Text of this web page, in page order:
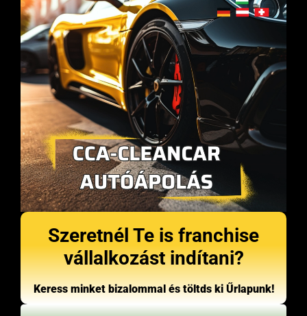
Szeretnél Te is franchise
vállalkozást indítani?
Keress minket bizalommal és töltds ki Űrlapunk!